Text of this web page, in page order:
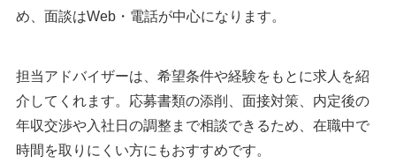
め、面談はWeb・電話が中心になります。
担当アドバイザーは、希望条件や経験をもとに求人を紹
介してくれます。応募書類の添削、面接対策、内定後の
年収交渉や入社日の調整まで相談できるため、在職中で
時間を取りにくい方にもおすすめです。